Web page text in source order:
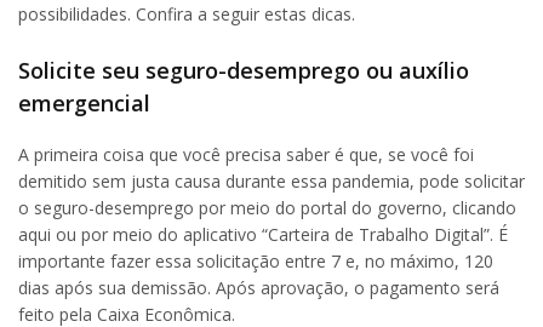
possibilidades. Confira a seguir estas dicas.
Solicite seu seguro-desemprego ou auxílio
emergencial
A primeira coisa que você precisa saber é que, se você foi
demitido sem justa causa durante essa pandemia, pode solicitar
o seguro-desemprego por meio do portal do governo, clicando
aqui ou por meio do aplicativo “Carteira de Trabalho Digital”. É
importante fazer essa solicitação entre 7 e, no máximo, 120
dias após sua demissão. Após aprovação, o pagamento será
feito pela Caixa Econômica.